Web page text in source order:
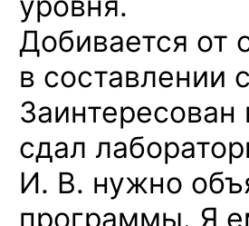
Добивается от
в составлении
сдал
И. В. нужно
программы. Я